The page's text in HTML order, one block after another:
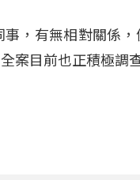
，有無相對關係
案目前也正積極調